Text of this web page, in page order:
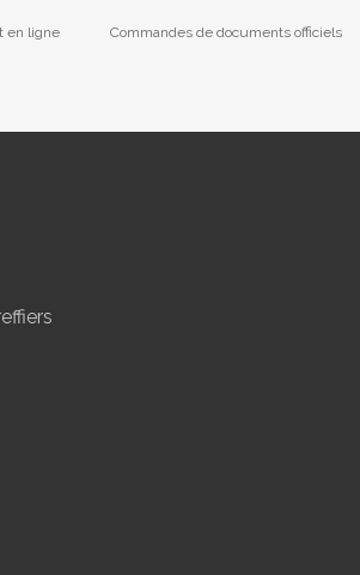
en ligne Commandes de documents officiels